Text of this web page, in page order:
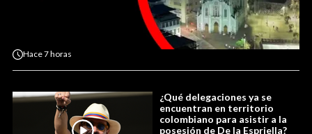
Hace7 horas
¿Qué delegaciones ya se
encuentran en territorio
colombiano para asistir a la
posesión de De la Espriella?